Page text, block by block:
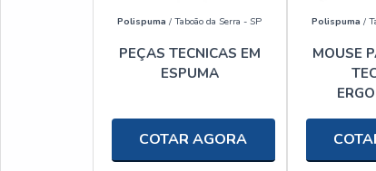
Polispuma / Taboão da Serra - SP
PEÇAS TECNICAS EM
ESPUMA
COTAR AGORA
Polispuma /
MOUSE